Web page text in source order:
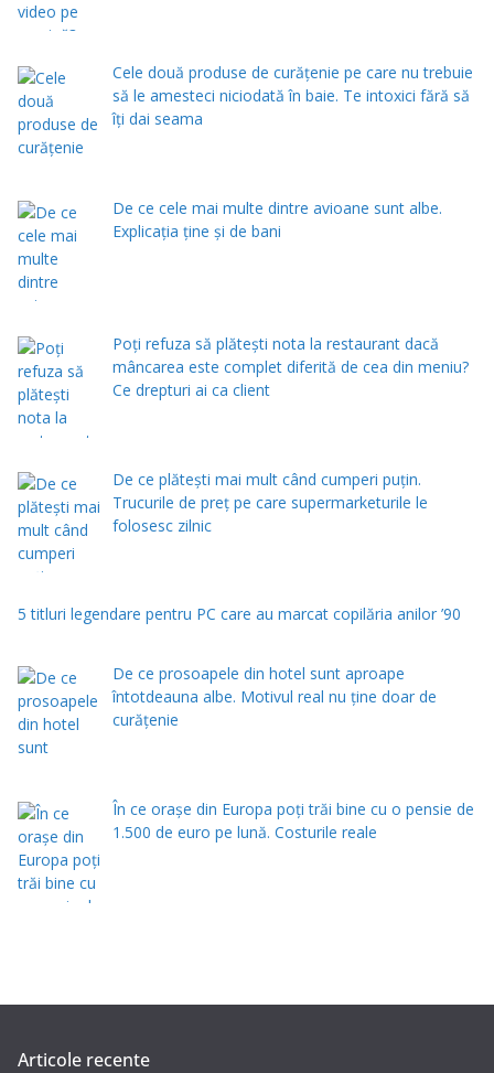
Cele două produse de curăţenie pe care nu trebuie
să le amesteci niciodată în baie. Te intoxici fără să
îţi dai seama
De ce cele mai multe dintre avioane sunt albe.
Explicația ține și de bani
Poți refuza să plătești nota la restaurant dacă
mâncarea este complet diferită de cea din meniu?
Ce drepturi ai ca client
De ce plătești mai mult când cumperi puțin.
Trucurile de preț pe care supermarketurile le
folosesc zilnic
5 titluri legendare pentru PC care au marcat copilăria anilor ’90
De ce prosoapele din hotel sunt aproape
întotdeauna albe. Motivul real nu ține doar de
curățenie
În ce orașe din Europa poți trăi bine cu o pensie de
1.500 de euro pe lună. Costurile reale
Articole recente